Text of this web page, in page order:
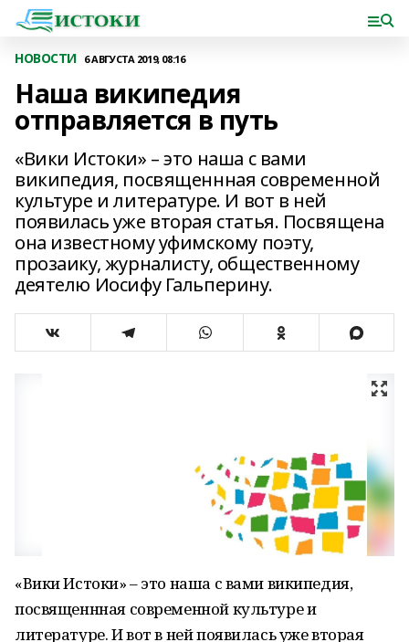
НОВОСТИ 6 АВГУСТА 2019, 08:16
Наша википедия
отправляется в путь
«Вики Истоки» – это наша с вами
википедия, посвященнная современной
культуре и литературе. И вот в ней
появилась уже вторая статья. Посвящена
она известному уфимскому поэту,
прозаику, журналисту, общественному
деятелю Иосифу Гальперину.
«Вики Истоки» – это наша с вами википедия,
посвященнная современной культуре и
литературе. И вот в ней появилась уже вторая